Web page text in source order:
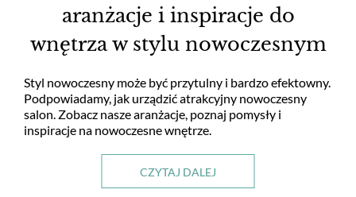
aranżacje i inspiracje do
wnętrza w stylu nowoczesnym
Styl nowoczesny może być przytulny i bardzo efektowny.
Podpowiadamy, jak urządzić atrakcyjny nowoczesny
salon. Zobacz nasze aranżacje, poznaj pomysły i
inspiracje na nowoczesne wnętrze.
CZYTAJ DALEJ